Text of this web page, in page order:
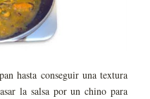
hasta conseguir una textura
la salsa por un chino para